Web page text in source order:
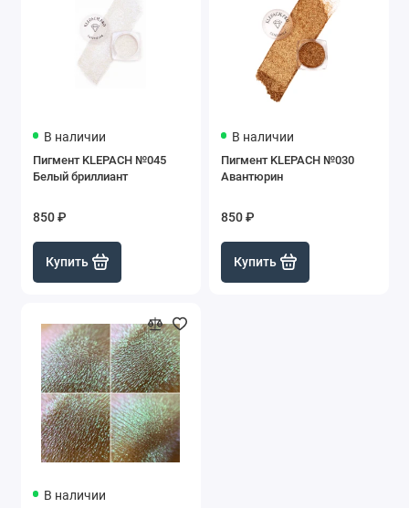
В наличии
Пигмент KLEPACH №045
Белый бриллиант
850 ₽
Купить
В наличии
Пигмент KLEPACH №030
Авантюрин
850 ₽
Купить
В наличии